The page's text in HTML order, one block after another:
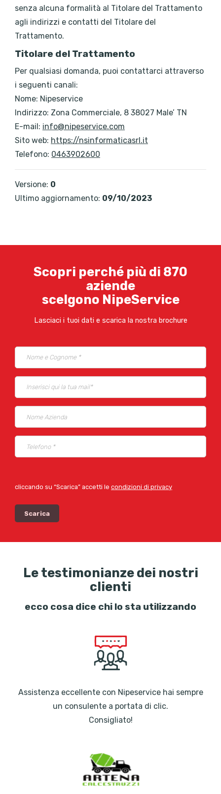
senza alcuna formalità al Titolare del Trattamento
agli indirizzi e contatti del Titolare del
Trattamento.
Titolare del Trattamento
Per qualsiasi domanda, puoi contattarci attraverso
i seguenti canali:
Nome: Nipeservice
Indirizzo: Zona Commerciale, 8 38027 Male’ TN
E-mail: info@nipeservice.com
Sito web: https://nsinformaticasrl.it
Telefono: 0463902600
Versione: 0
Ultimo aggiornamento: 09/10/2023
Scopri perché più di 870
aziende
scelgono NipeService
Lasciaci i tuoi dati e scarica la nostra brochure
cliccando su “Scarica” accetti le condizioni di privacy
Le testimonianze dei nostri
clienti
ecco cosa dice chi lo sta utilizzando
Assistenza eccellente con Nipeservice hai sempre
un consulente a portata di clic.
Consigliato!